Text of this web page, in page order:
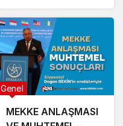
MEKKE ANLAŞMASI
Genel